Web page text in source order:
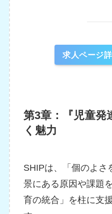
求人ページ
第3章：『児童発
く魅力
SHIPは、「個のよさ
景にある原因や課題
育の統合」を柱に支